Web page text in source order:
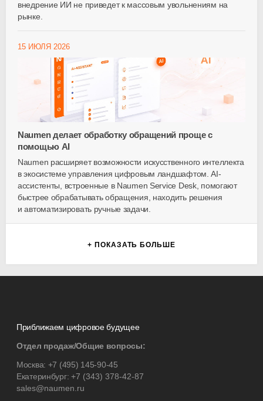
внедрение ИИ не приведет к массовым увольнениям на
рынке.
15 ИЮЛЯ 2026
Naumen делает обработку обращений проще с
помощью AI
Naumen расширяет возможности искусственного интеллекта
в экосистеме управления цифровым ландшафтом. AI-
ассистенты, встроенные в Naumen Service Desk, помогают
быстрее обрабатывать обращения, находить решения
и автоматизировать ручные задачи.
+ ПОКАЗАТЬ БОЛЬШЕ
Приближаем цифровое будущее
Отдел продаж/Общие вопросы:
Москва: +7 (495) 145-90-45
Екатеринбург:+7 (343) 378-42-87
sales@naumen.ru